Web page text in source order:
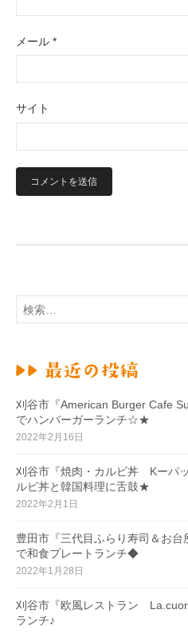
メール *
サイト
検
索
刈谷市『American Burger Cafe
でハンバーガーランチ☆★
2022年2月16日
刈谷市『焼肉・カルビ丼 Kーパ
ルビ丼と韓国料理に舌鼓★
2022年2月1日
豊田市『三代目ふらり寿司＆お
で和食プレートランチ◆
2022年1月28日
刈谷市『欧風レストラン
ランチ♪